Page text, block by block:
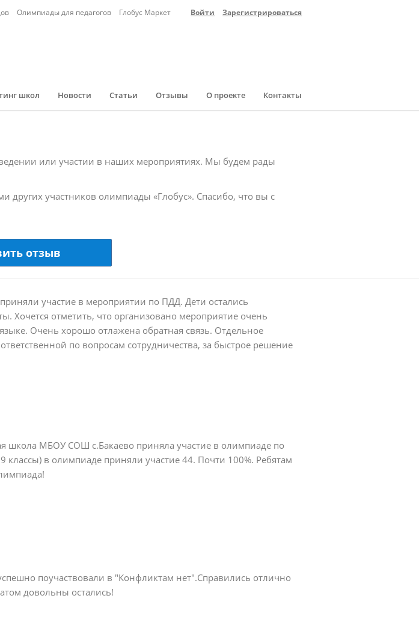
Олимпиады для педагогов Глобус Маркет Войти Зарегистрироваться
школ Новости Статьи Отзывы О проекте Контакты
или участии в наших мероприятиях. Мы будем рады
других участников олимпиады «Глобус». Спасибо, что вы с
отзыв
участие в мероприятии по ПДД. Дети остались
Хочется отметить, что организовано мероприятие очень
Очень хорошо отлажена обратная связь. Отдельное
по вопросам сотрудничества, за быстрое решение
школа МБОУ СОШ с.Бакаево приняла участие в олимпиаде по
в олимпиаде приняли участие 44. Почти 100%. Ребятам
поучаствовали в "Конфликтам нет".Справились отлично
довольны остались!